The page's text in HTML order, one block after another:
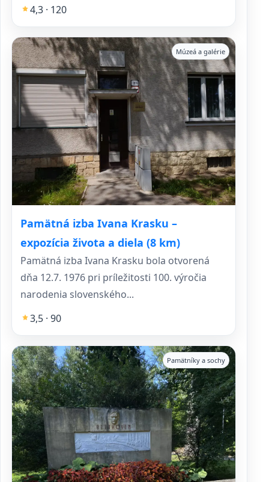
4,3 · 120
Pamätná izba Ivana Krasku –
expozícia života a diela (8 km)
Múzeá a galérie
Pamätná izba Ivana Krasku bola otvorená
dňa 12.7. 1976 pri príležitosti 100. výročia
narodenia slovenského...
3,5 · 90
Pamätníky a sochy